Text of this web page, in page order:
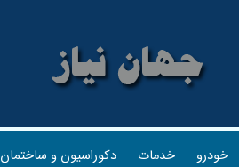
خودرو خدمات دکوراسیون و ساختمان